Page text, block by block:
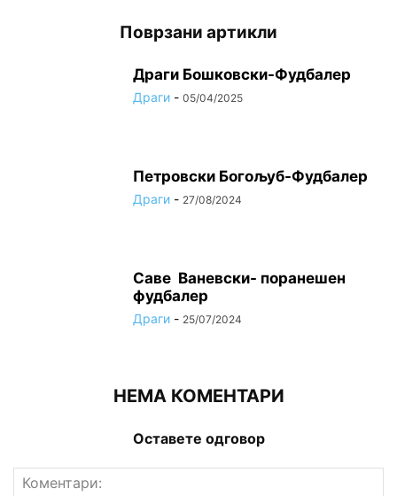
Поврзани артикли
Драги Бошковски-Фудбалер
Драги - 05/04/2025
Петровски Богољуб-Фудбалер
Драги - 27/08/2024
Саве Ваневски- поранешен
фудбалер
Драги - 25/07/2024
НЕМА КОМЕНТАРИ
Оставете одговор